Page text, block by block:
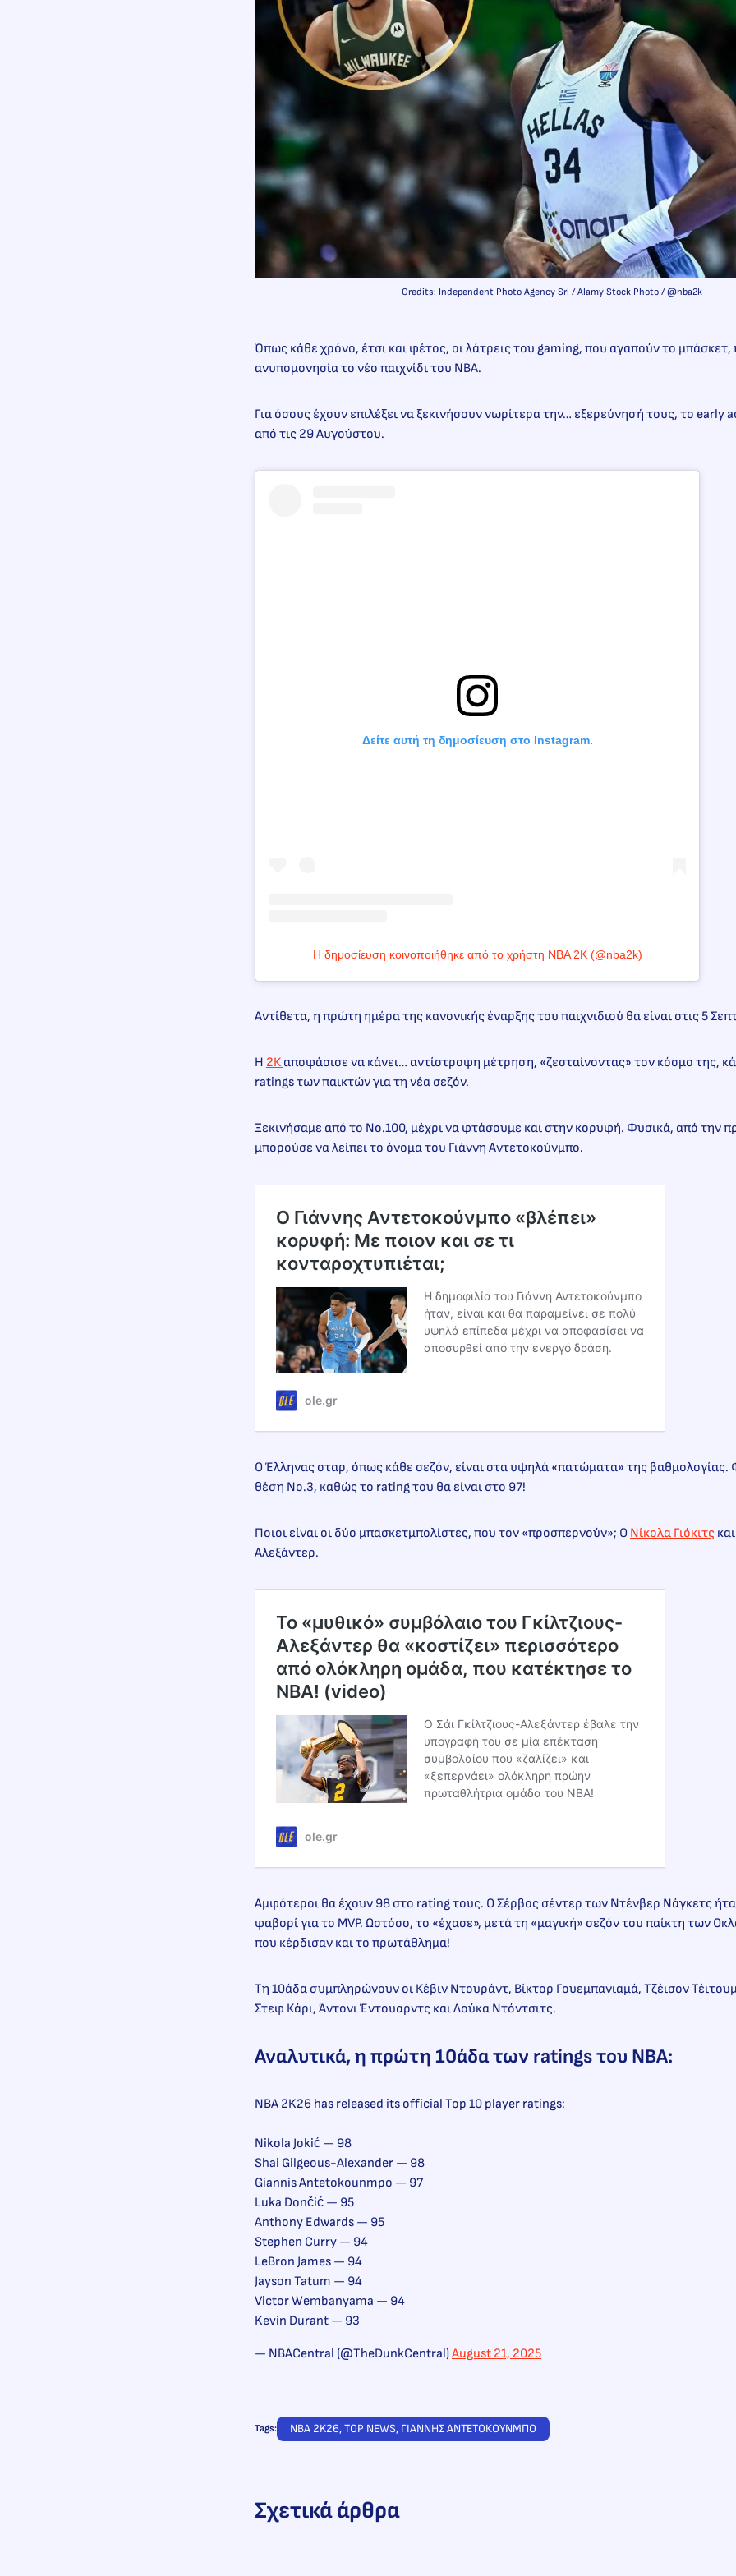
Credits: Independent Photo Agency Srl / Alamy Stock Photo / @nba2k
Όπως κάθε χρόνο, έτσι και φέτος, οι λάτρεις του gaming, που αγαπούν το μπάσκετ,
ανυπομονησία το νέο παιχνίδι του NBA.
Για όσους έχουν επιλέξει να ξεκινήσουν νωρίτερα την… εξερεύνησή τους, το early
από τις 29 Αυγούστου.
Δείτε αυτή τη δημοσίευση στο Instagram.
Η δημοσίευση κοινοποιήθηκε από το χρήστη NBA 2K (@nba2k)
Αντίθετα, η πρώτη ημέρα της κανονικής έναρξης του παιχνιδιού θα είναι στις 5
Η 2Κ αποφάσισε να κάνει… αντίστροφη μέτρηση, «ζεσταίνοντας» τον κόσμο της,
ratings των παικτών για τη νέα σεζόν.
Ξεκινήσαμε από το Νο.100, μέχρι να φτάσουμε και στην κορυφή. Φυσικά, από την
μπορούσε να λείπει το όνομα του Γιάννη Αντετοκούνμπο.
Ο Γιάννης Αντετοκούνμπο «βλέπει»
κορυφή: Με ποιον και σε τι
κονταροχτυπιέται;
Η δημοφιλία του Γιάννη Αντετοκούνμπο
ήταν, είναι και θα παραμείνει σε πολύ
υψηλά επίπεδα μέχρι να αποφασίσει να
αποσυρθεί από την ενεργό δράση.
ole.gr
Ο Έλληνας σταρ, όπως κάθε σεζόν, είναι στα υψηλά «πατώματα» της βαθμολογίας.
θέση Νο.3, καθώς το rating του θα είναι στο 97!
Ποιοι είναι οι δύο μπασκετμπολίστες, που τον «προσπερνούν»; Ο Νίκολα Γιόκιτς
Αλεξάντερ.
Το «μυθικό» συμβόλαιο του Γκίλτζιους-
Αλεξάντερ θα «κοστίζει» περισσότερο
από ολόκληρη ομάδα, που κατέκτησε το
NBA! (video)
Ο Σάι Γκίλτζιους-Αλεξάντερ έβαλε την
υπογραφή του σε μία επέκταση
συμβολαίου που «ζαλίζει» και
«ξεπερνάει» ολόκληρη πρώην
πρωταθλήτρια ομάδα του NBA!
ole.gr
Αμφότεροι θα έχουν 98 στο rating τους. Ο Σέρβος σέντερ των Ντένβερ Νάγκετς
φαβορί για το MVP. Ωστόσο, το «έχασε», μετά τη «μαγική» σεζόν του παίκτη των
που κέρδισαν και το πρωτάθλημα!
Τη 10άδα συμπληρώνουν οι Κέβιν Ντουράντ, Βίκτορ Γουεμπανιαμά, Τζέισον
Στεφ Κάρι, Άντονι Έντουαρντς και Λούκα Ντόντσιτς.
Αναλυτικά, η πρώτη 10άδα των ratings του ΝΒΑ:
NBA 2K26 has released its official Top 10 player ratings:
Nikola Jokić — 98
Shai Gilgeous-Alexander — 98
Giannis Antetokounmpo — 97
Luka Dončić — 95
Anthony Edwards — 95
Stephen Curry — 94
LeBron James — 94
Jayson Tatum — 94
Victor Wembanyama — 94
Kevin Durant — 93
— NBACentral (@TheDunkCentral)August 21, 2025
Tags: NBA 2K26, TOP NEWS, ΓΙΑΝΝΗΣ ΑΝΤΕΤΟΚΟΥΝΜΠΟ
Σχετικά άρθρα